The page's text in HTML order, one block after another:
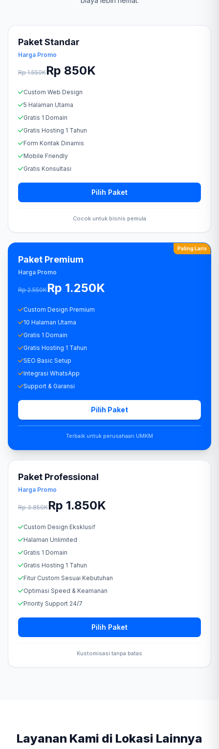
Paket Standar
Harga Promo
Rp 1.550KRp 850K
Custom Web Design
5 Halaman Utama
Gratis 1 Domain
Gratis Hosting 1 Tahun
Form Kontak Dinamis
Mobile Friendly
Gratis Konsultasi
Pilih Paket
Cocok untuk bisnis pemula
Paling Laris
Paket Premium
Harga Promo
Rp 2.550KRp 1.250K
Custom Design Premium
10 Halaman Utama
Gratis 1 Domain
Gratis Hosting 1 Tahun
SEO Basic Setup
Integrasi WhatsApp
Support & Garansi
Pilih Paket
Terbaik untuk perusahaan UMKM
Paket Professional
Harga Promo
Rp 3.850KRp 1.850K
Custom Design Eksklusif
Halaman Unlimited
Gratis 1 Domain
Gratis Hosting 1 Tahun
Fitur Custom Sesuai Kebutuhan
Optimasi Speed & Keamanan
Priority Support 24/7
Pilih Paket
Kustomisasi tanpa batas
Layanan Kami di Lokasi Lainnya